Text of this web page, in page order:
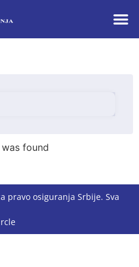
found
pravo osiguranja Srbije. Sva